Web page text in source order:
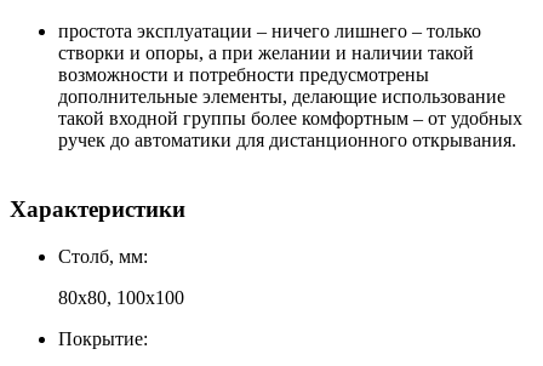
простота эксплуатации – ничего лишнего – только
створки и опоры, а при желании и наличии такой
возможности и потребности предусмотрены
дополнительные элементы, делающие использование
такой входной группы более комфортным – от удобных
ручек до автоматики для дистанционного открывания.
Характеристики
Столб, мм:
80х80, 100х100
Покрытие: